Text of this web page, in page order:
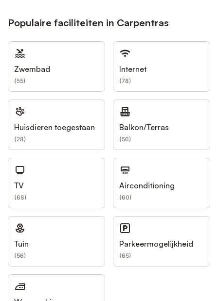
Populaire faciliteiten in Carpentras
Zwembad
(55)
Internet
(78)
Huisdieren toegestaan
(28)
Balkon/Terras
(56)
TV
(68)
Airconditioning
(60)
Tuin
(56)
Parkeermogelijkheid
(65)